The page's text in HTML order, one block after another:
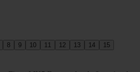
8 9 10 11 12 13 14 15